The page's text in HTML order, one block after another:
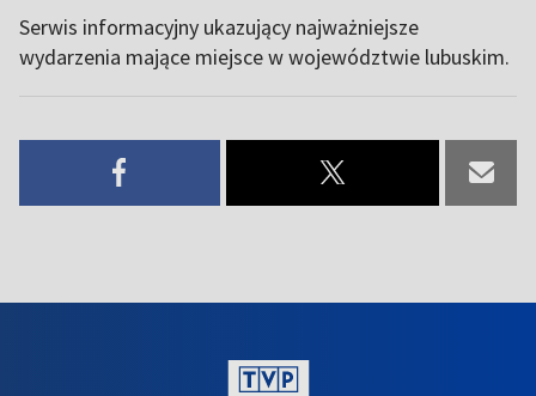
Serwis informacyjny ukazujący najważniejsze
wydarzenia mające miejsce w województwie lubuskim.